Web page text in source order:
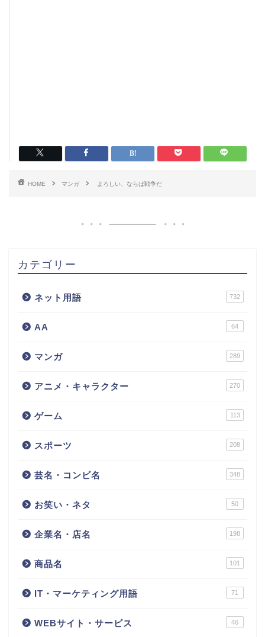
HOME マンガ よろしい、ならば戦争だ
カテゴリー
ネット用語 732
AA 64
マンガ 289
アニメ・キャラクター 270
ゲーム 113
スポーツ 208
芸名・コンビ名 348
お笑い・ネタ 50
企業名・店名 198
商品名 101
IT・マーケティング用語 71
WEBサイト・サービス 46